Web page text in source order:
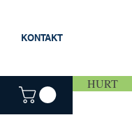
HURT
KONTAKT